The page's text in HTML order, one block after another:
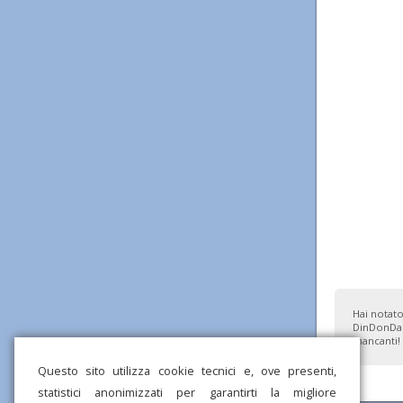
Questo sito utilizza cookie tecnici e, ove presenti,
statistici anonimizzati per garantirti la migliore
Hai
mancanti!